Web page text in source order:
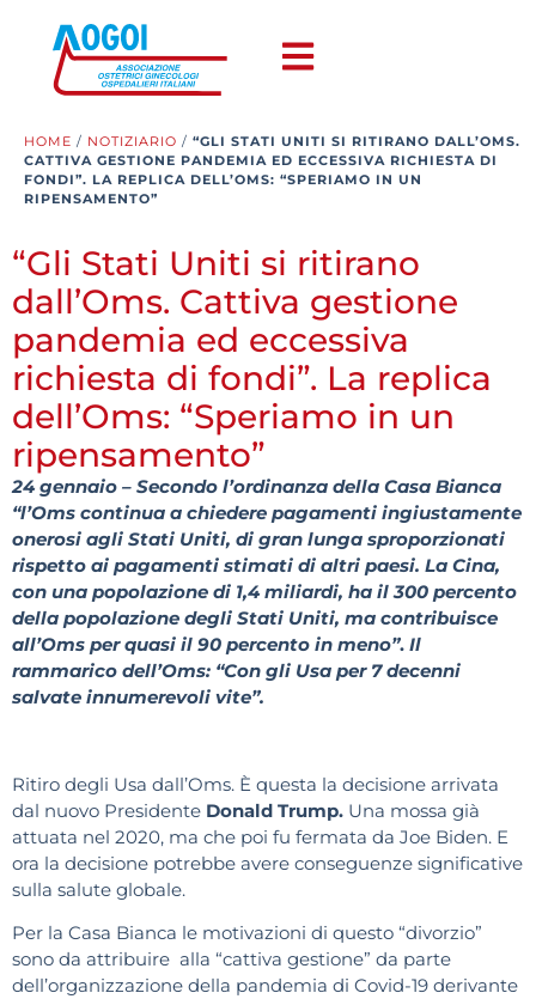
HOME / NOTIZIARIO / “GLI STATI UNITI SI RITIRANO DALL’OMS.
CATTIVA GESTIONE PANDEMIA ED ECCESSIVA RICHIESTA DI
FONDI”. LA REPLICA DELL’OMS: “SPERIAMO IN UN
RIPENSAMENTO”
“Gli Stati Uniti si ritirano
dall’Oms. Cattiva gestione
pandemia ed eccessiva
richiesta di fondi”. La replica
dell’Oms: “Speriamo in un
ripensamento”
24 gennaio – Secondo l’ordinanza della Casa Bianca
“l’Oms continua a chiedere pagamenti ingiustamente
onerosi agli Stati Uniti, di gran lunga sproporzionati
rispetto ai pagamenti stimati di altri paesi. La Cina,
con una popolazione di 1,4 miliardi, ha il 300 percento
della popolazione degli Stati Uniti, ma contribuisce
all’Oms per quasi il 90 percento in meno”. Il
rammarico dell’Oms: “Con gli Usa per 7 decenni
salvate innumerevoli vite”.
Ritiro degli Usa dall’Oms. È questa la decisione arrivata
dal nuovo Presidente Donald Trump. Una mossa già
attuata nel 2020, ma che poi fu fermata da Joe Biden. E
ora la decisione potrebbe avere conseguenze significative
sulla salute globale.
Per la Casa Bianca le motivazioni di questo “divorzio”
sono da attribuire alla “cattiva gestione” da parte
dell’organizzazione della pandemia di Covid-19 derivante